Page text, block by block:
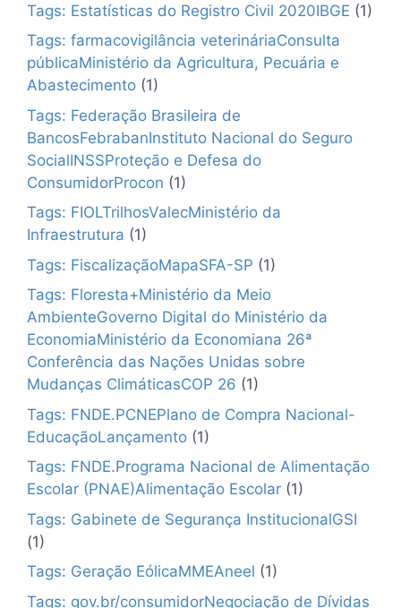
Tags: Estatísticas do Registro Civil 2020IBGE (1)
Tags: farmacovigilância veterináriaConsulta
públicaMinistério da Agricultura, Pecuária e
Abastecimento (1)
Tags: Federação Brasileira de
BancosFebrabanInstituto Nacional do Seguro
SocialINSSProteção e Defesa do
ConsumidorProcon (1)
Tags: FIOLTrilhosValecMinistério da
Infraestrutura (1)
Tags: FiscalizaçãoMapaSFA-SP (1)
Tags: Floresta+Ministério da Meio
AmbienteGoverno Digital do Ministério da
EconomiaMinistério da Economiana 26ª
Conferência das Nações Unidas sobre
Mudanças ClimáticasCOP 26 (1)
Tags: FNDE.PCNEPlano de Compra Nacional-
EducaçãoLançamento (1)
Tags: FNDE.Programa Nacional de Alimentação
Escolar (PNAE)Alimentação Escolar (1)
Tags: Gabinete de Segurança InstitucionalGSI
(1)
Tags: Geração EólicaMMEAneel (1)
Tags: gov.br/consumidorNegociação de Dívidas